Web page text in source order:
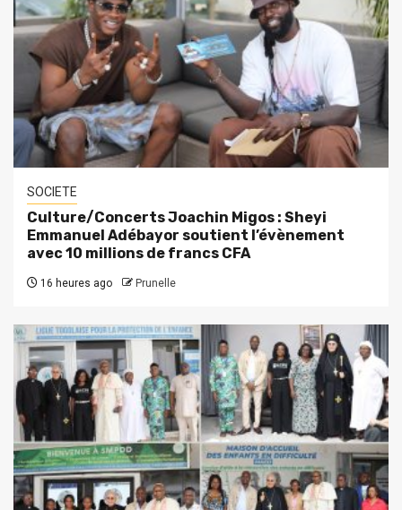
SOCIETE
Culture/Concerts Joachin Migos : Sheyi
Emmanuel Adébayor soutient l’évènement
avec 10 millions de francs CFA
16 heures ago Prunelle